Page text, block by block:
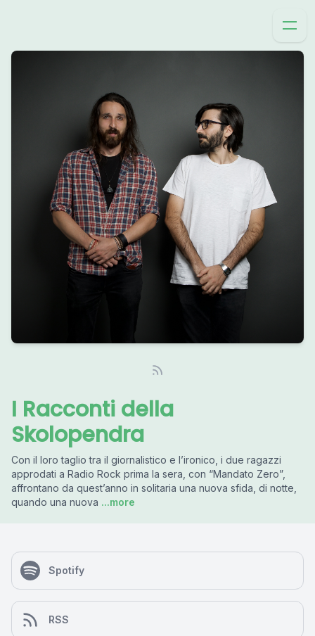
I Racconti della
Skolopendra
Con il loro taglio tra il giornalistico e l’ironico, i due ragazzi
approdati a Radio Rock prima la sera, con “Mandato Zero”,
affrontano da quest’anno in solitaria una nuova sfida, di notte,
quando una nuova ...more
Spotify
RSS